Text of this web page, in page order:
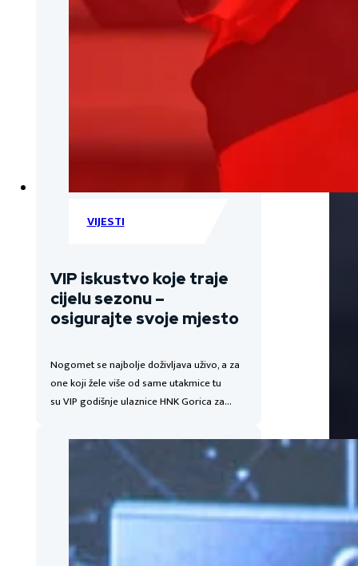
VIJESTI
VIP iskustvo koje traje
cijelu sezonu –
osigurajte svoje mjesto
Nogomet se najbolje doživljava uživo, a za
one koji žele više od same utakmice tu
su VIP godišnje ulaznice HNK Gorica za…